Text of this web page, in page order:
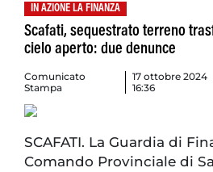
IN AZIONE LA FINANZA
Scafati, sequestrato terreno
cielo aperto: due denunce
Comunicato
Stampa
17 ottobre 2024
16:36
SCAFATI. La Guardia di
Comando Provinciale di